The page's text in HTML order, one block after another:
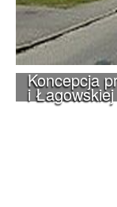
Koncepcja
i Łagowskiej